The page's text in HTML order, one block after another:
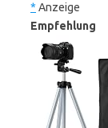
* Anzeige
Empfehlung